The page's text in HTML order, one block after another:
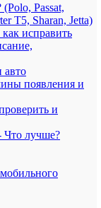
Passat,
T5, Sharan, Jetta)
исправить
появления и
и
Что лучше?